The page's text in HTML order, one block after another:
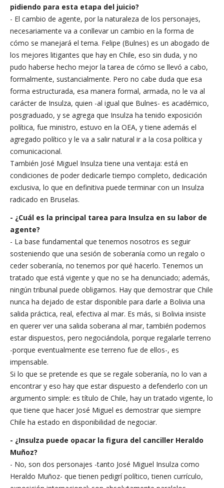
pidiendo para esta etapa del juicio?
- El cambio de agente, por la naturaleza de los personajes,
necesariamente va a conllevar un cambio en la forma de
cómo se manejará el tema. Felipe (Bulnes) es un abogado de
los mejores litigantes que hay en Chile, eso sin duda, y no
pudo haberse hecho mejor la tarea de cómo se llevó a cabo,
formalmente, sustancialmente. Pero no cabe duda que esa
forma estructurada, esa manera formal, armada, no le va al
carácter de Insulza, quien -al igual que Bulnes- es académico,
posgraduado, y se agrega que Insulza ha tenido exposición
política, fue ministro, estuvo en la OEA, y tiene además el
agregado político y le va a salir natural ir a la cosa política y
comunicacional.
También José Miguel Insulza tiene una ventaja: está en
condiciones de poder dedicarle tiempo completo, dedicación
exclusiva, lo que en definitiva puede terminar con un Insulza
radicado en Bruselas.
- ¿Cuál es la principal tarea para Insulza en su labor de
agente?
- La base fundamental que tenemos nosotros es seguir
sosteniendo que una sesión de soberanía como un regalo o
ceder soberanía, no tenemos por qué hacerlo. Tenemos un
tratado que está vigente y que no se ha denunciado; además,
ningún tribunal puede obligarnos. Hay que demostrar que Chile
nunca ha dejado de estar disponible para darle a Bolivia una
salida práctica, real, efectiva al mar. Es más, si Bolivia insiste
en querer ver una salida soberana al mar, también podemos
estar dispuestos, pero negociándola, porque regalarle terreno
-porque eventualmente ese terreno fue de ellos-, es
impensable.
Si lo que se pretende es que se regale soberanía, no lo van a
encontrar y eso hay que estar dispuesto a defenderlo con un
argumento simple: es título de Chile, hay un tratado vigente, lo
que tiene que hacer José Miguel es demostrar que siempre
Chile ha estado en disponibilidad de negociar.
- ¿Insulza puede opacar la figura del canciller Heraldo
Muñoz?
- No, son dos personajes -tanto José Miguel Insulza como
Heraldo Muñoz- que tienen pedigrí político, tienen currículo,